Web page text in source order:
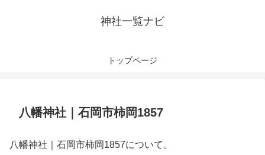
神社一覧ナビ
トップページ
八幡神社｜石岡市柿岡1857
八幡神社｜石岡市柿岡1857について。